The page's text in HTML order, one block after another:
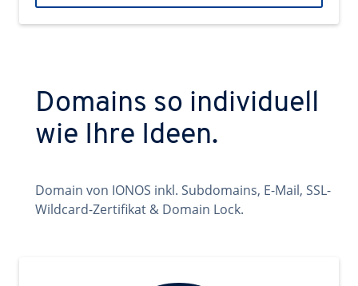
Domains so individuell
wie Ihre Ideen.
Domain von IONOS inkl. Subdomains, E-Mail, SSL-
Wildcard-Zertifikat & Domain Lock.